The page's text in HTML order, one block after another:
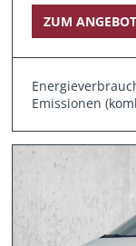
ZUM ANGEBOT
Emissionen